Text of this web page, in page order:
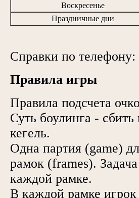
Воскресенье
Праздничные дни
Справки по
Правила игры
Правила подсчета
Суть боулинга -
кегель.
Одна партия (game)
рамок (frames).
каждой рамке.
В каждой рамке